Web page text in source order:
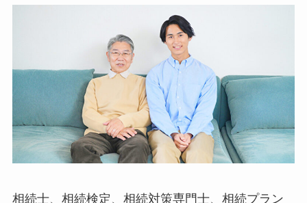
相続士、相続検定、相続対策専門士、相続プラン